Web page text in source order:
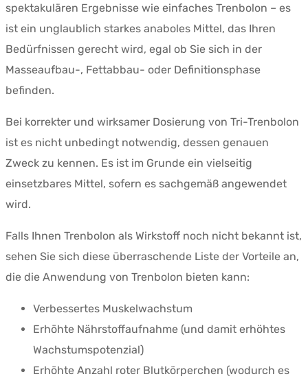
spektakulären Ergebnisse wie einfaches Trenbolon – es
ist ein unglaublich starkes anaboles Mittel, das Ihren
Bedürfnissen gerecht wird, egal ob Sie sich in der
Masseaufbau-, Fettabbau- oder Definitionsphase
befinden.
Bei korrekter und wirksamer Dosierung von Tri-Trenbolon
ist es nicht unbedingt notwendig, dessen genauen
Zweck zu kennen. Es ist im Grunde ein vielseitig
einsetzbares Mittel, sofern es sachgemäß angewendet
wird.
Falls Ihnen Trenbolon als Wirkstoff noch nicht bekannt ist,
sehen Sie sich diese überraschende Liste der Vorteile an,
die die Anwendung von Trenbolon bieten kann:
Verbessertes Muskelwachstum
Erhöhte Nährstoffaufnahme (und damit erhöhtes
Wachstumspotenzial)
Erhöhte Anzahl roter Blutkörperchen (wodurch es